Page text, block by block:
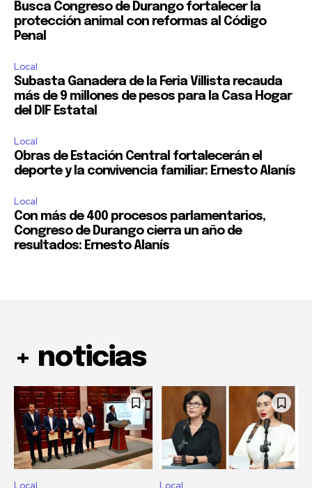
Busca Congreso de Durango fortalecer la
protección animal con reformas al Código
Penal
Local
Subasta Ganadera de la Feria Villista recauda
más de 9 millones de pesos para la Casa Hogar
del DIF Estatal
Local
Obras de Estación Central fortalecerán el
deporte y la convivencia familiar: Ernesto Alanís
Local
Con más de 400 procesos parlamentarios,
Congreso de Durango cierra un año de
resultados: Ernesto Alanís
+ noticias